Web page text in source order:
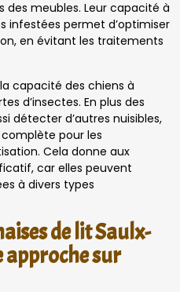
des meubles. Leur capacité à
infestées permet d’optimiser
en évitant les traitements
capacité des chiens à
d’insectes. En plus des
détecter d’autres nuisibles,
pour les
Cela donne aux
car elles peuvent
à divers types
de lit Saulx-
approche sur